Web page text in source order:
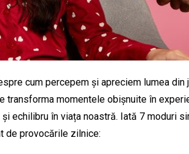
cum percepem și apreciem lumea din
transforma momentele obișnuite în
echilibru în viața noastră. Iată 7 moduri
de provocările zilnice: